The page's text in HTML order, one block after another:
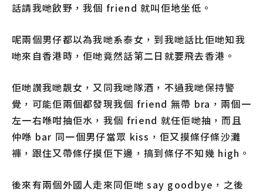
話請我哋飲野，我個 friend 就叫佢地坐低。
呢兩個男仔都以為我哋系泰女，到我哋話比佢哋知我
哋來自香港時，佢哋竟然話第二日就要飛去香港。
佢哋讚我哋靚女，又同我哋隊酒，不過我哋保持警
覺，可能佢兩個都發現我個 friend 無帶 bra，兩個一
左一右喺咁抽佢水，我個 friend 就任佢哋抽，而且
仲喺 bar 同一個男仔當眾 kiss，佢又摸條仔條沙灘
褲，跟住又帶條仔摸佢下邊，搞到條仔不知幾 high。
後來有兩個外國人走來同佢哋 say goodbye，之後